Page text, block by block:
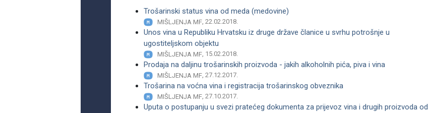
Trošarinski status vina od meda (medovine)
MIŠLJENJA MF, 22.02.2018.
Unos vina u Republiku Hrvatsku iz druge države članice u svrhu potrošnje u
ugostiteljskom objektu
MIŠLJENJA MF, 15.02.2018.
Prodaja na daljinu trošarinskih proizvoda - jakih alkoholnih pića, piva i vina
MIŠLJENJA MF, 27.12.2017.
Trošarina na voćna vina i registracija trošarinskog obveznika
MIŠLJENJA MF, 27.10.2017.
Uputa o postupanju u svezi pratećeg dokumenta za prijevoz vina i drugih proizvoda od